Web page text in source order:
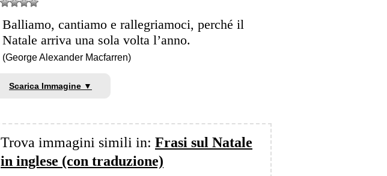
Balliamo, cantiamo e rallegriamoci, perché il
Natale arriva una sola volta l’anno.
(George Alexander Macfarren)
Scarica Immagine ▼
Trova immagini simili in: Frasi sul Natale
in inglese (con traduzione)